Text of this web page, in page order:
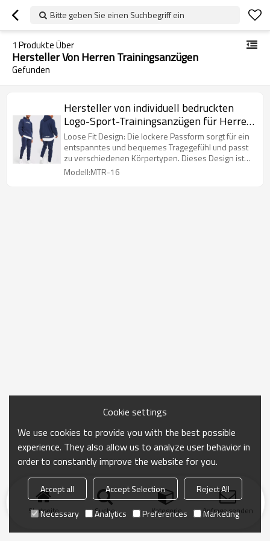
Bitte geben Sie einen Suchbegriff ein
1 Produkte Über
Hersteller Von Herren Trainingsanzügen
Gefunden
Hersteller von individuell bedruckten
Logo-Sport-Trainingsanzügen für Herren
| Lieferant von leeren, schlichten
Jogginghosen und Hoodie-Sets
Loose Fit Design: Die lockere Passform sorgt für ein
entspanntes und bequemes Tragegefühl und passt
zu verschiedenen Körpertypen. Dieses Design ist
perfekt für einen lässigen und stylischen Look.
Modell:MTR-16
Startseite Suche Kategorie Anfrage senden
Cookie settings
We use cookies to provide you with the best possible
experience. They also allow us to analyze user behavior in
order to constantly improve the website for you.
Accept all Accept Selection
Reject All
Necessary
Analytics Preferences Marketing